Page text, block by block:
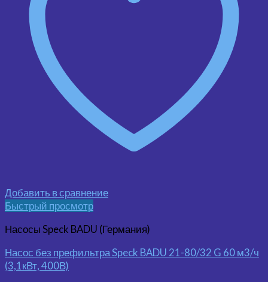
Добавить в сравнение
Быстрый просмотр
Насосы Speck BADU (Германия)
Насос без префильтра Speck BADU 21-80/32 G 60 м3/ч
(3,1кВт, 400В)